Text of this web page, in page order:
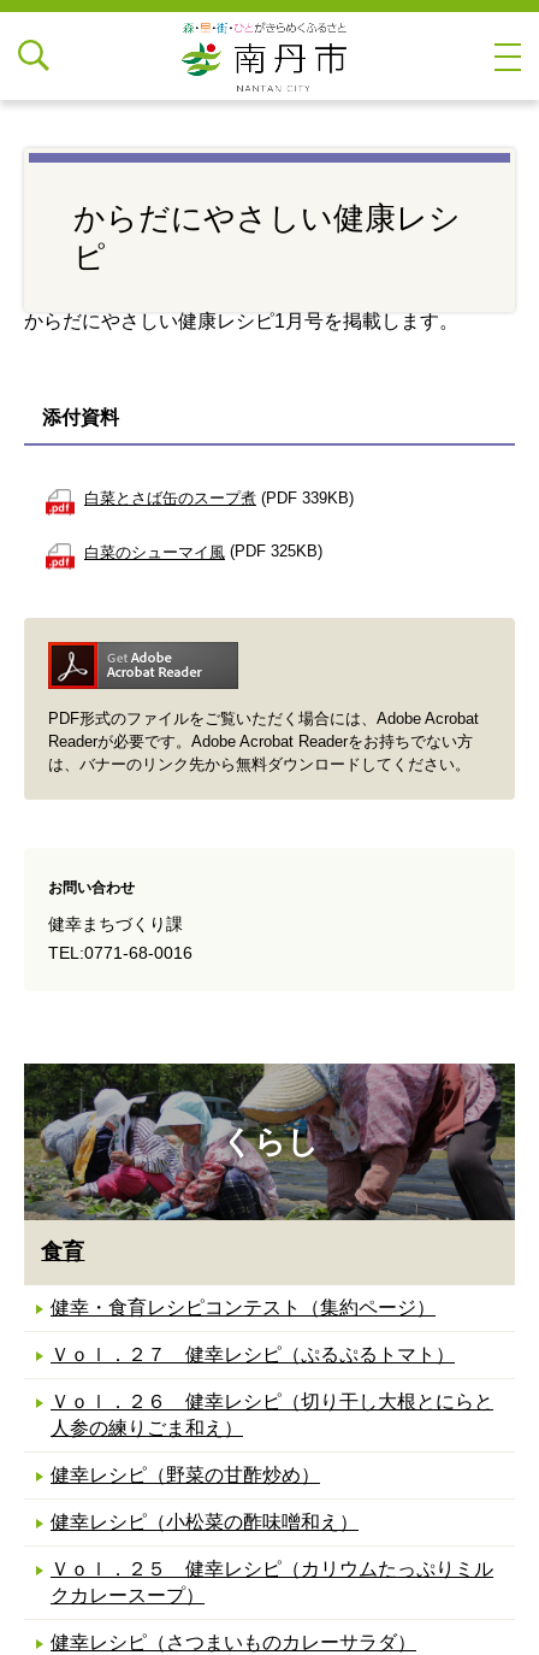
くらし
食育
健幸・食育レシピコンテスト（集約ページ）
Ｖｏｌ．２７ 健幸レシピ（ぷるぷるトマト）
Ｖｏｌ．２６ 健幸レシピ（切り干し大根とにらと
人参の練りごま和え）
健幸レシピ（野菜の甘酢炒め）
健幸レシピ（小松菜の酢味噌和え）
Ｖｏｌ．２５ 健幸レシピ（カリウムたっぷりミル
クカレースープ）
健幸レシピ（さつまいものカレーサラダ）
からだにやさしい健康レシ
ピ
からだにやさしい健康レシピ1月号を掲載します。
添付資料
白菜とさば缶のスープ煮 (PDF 339KB)
白菜のシューマイ風 (PDF 325KB)
PDF形式のファイルをご覧いただく場合には、Adobe Acrobat
Readerが必要です。Adobe Acrobat Readerをお持ちでない方
は、バナーのリンク先から無料ダウンロードしてください。
お問い合わせ
健幸まちづくり課
TEL:0771-68-0016